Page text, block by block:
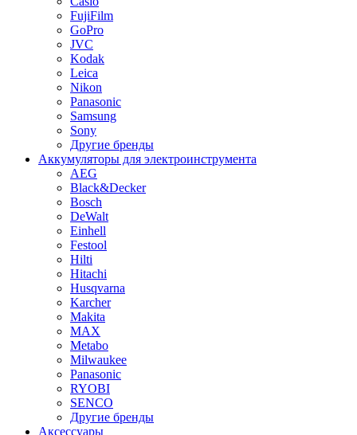
FujiFilm
GoPro
JVC
Kodak
Leica
Nikon
Panasonic
Samsung
Sony
Другие бренды
Аккумуляторы для электроинструмента
AEG
Black&Decker
Bosch
DeWalt
Einhell
Festool
Hilti
Hitachi
Husqvarna
Karcher
Makita
MAX
Metabo
Milwaukee
Panasonic
RYOBI
SENCO
Другие бренды
Аксессуары